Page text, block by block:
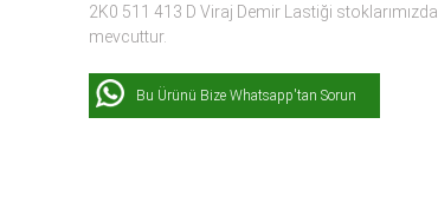
2K0 511 413 D Viraj Demir Lastiği stoklarımızda
mevcuttur.
Bu Ürünü Bize Whatsapp'tan Sorun